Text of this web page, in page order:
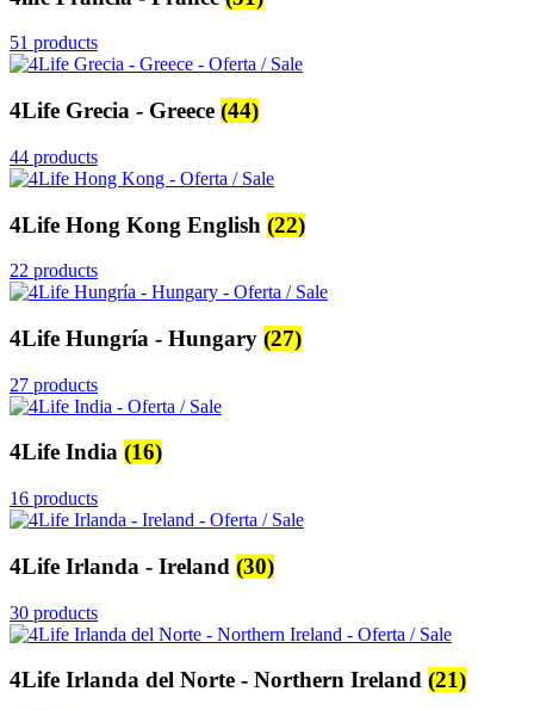
51 products
4Life Grecia - Greece (44)
44 products
4Life Hong Kong English (22)
22 products
4Life Hungría - Hungary (27)
27 products
4Life India (16)
16 products
4Life Irlanda - Ireland (30)
30 products
4Life Irlanda del Norte - Northern Ireland (21)